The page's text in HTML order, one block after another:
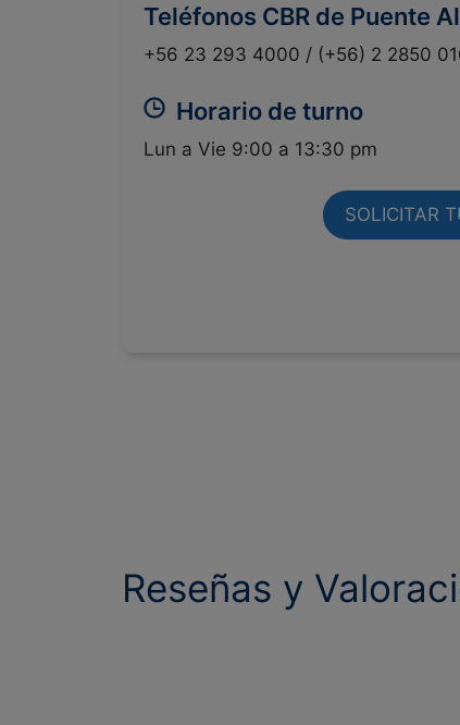
Teléfonos CBR de Puente
+56 23 293 4000 / (+56) 2 2850
Horario de turno
Lun a Vie 9:00 a 13:30 pm
SOLICITAR
Reseñas y